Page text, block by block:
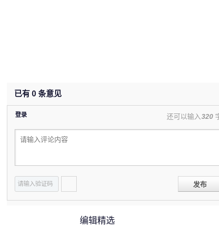
已有 0 条意见
登录 还可以输入320
发布
编辑精选